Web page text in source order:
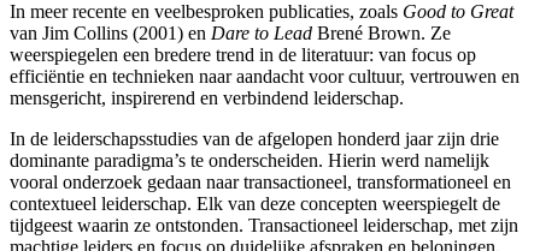
In meer recente en veelbesproken publicaties, zoals Good to Great
van Jim Collins (2001) en Dare to Lead Brené Brown. Ze
weerspiegelen een bredere trend in de literatuur: van focus op
efficiëntie en technieken naar aandacht voor cultuur, vertrouwen en
mensgericht, inspirerend en verbindend leiderschap.
In de leiderschapsstudies van de afgelopen honderd jaar zijn drie
dominante paradigma’s te onderscheiden. Hierin werd namelijk
vooral onderzoek gedaan naar transactioneel, transformationeel en
contextueel leiderschap. Elk van deze concepten weerspiegelt de
tijdgeest waarin ze ontstonden. Transactioneel leiderschap, met zijn
machtige leiders en focus op duidelijke afspraken en beloningen,